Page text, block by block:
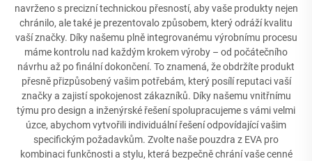
navrženo s precizní technickou přesností, aby vaše produkty nejen
chránilo, ale také je prezentovalo způsobem, který odráží kvalitu
vaší značky. Díky našemu plně integrovanému výrobnímu procesu
máme kontrolu nad každým krokem výroby – od počátečního
návrhu až po finální dokončení. To znamená, že obdržíte produkt
přesně přizpůsobený vašim potřebám, který posílí reputaci vaší
značky a zajistí spokojenost zákazníků. Díky našemu vnitřnímu
týmu pro design a inženýrské řešení spolupracujeme s vámi velmi
úzce, abychom vytvořili individuální řešení odpovídající vašim
specifickým požadavkům. Zvolte naše pouzdra z EVA pro
kombinaci funkčnosti a stylu, která bezpečně chrání vaše cenné